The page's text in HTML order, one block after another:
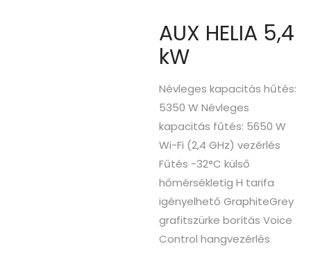
AUX HELIA 5,4
kW
Névleges kapacitás hűtés:
5350 W Névleges
kapacitás fűtés: 5650 W
Wi-Fi (2,4 GHz) vezérlés
Fűtés -32°C külső
hőmérsékletig H tarifa
igényelhető GraphiteGrey
grafitszürke borítás Voice
Control hangvezérlés